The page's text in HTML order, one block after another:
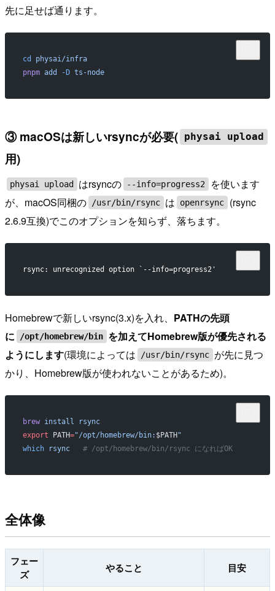
先に足せば通ります。
cd
physai/infra
pnpm add -D ts-node
③ macOSは新しいrsyncが必要( physai upload
用)
physai upload はrsyncの --info=progress2
を使います
が、macOS同梱の /usr/bin/rsync は openrsync
(rsync
2.6.9互換)でこのオプションを知らず、落ちます。
rsync: unrecognized option `--info=progress2'
Homebrewで新しいrsync(3.x)を入れ、 PATHの先頭
に
/opt/homebrew/bin を加えてHomebrew版が優先される
ようにします(環境によっては /usr/bin/rsync が先に見つ
かり、Homebrew版が使われないことがあるため)。
brew install
rsync
export PATH="/opt/homebrew/bin: $PATH"
which rsync
   # /opt/homebrew/bin/rsync になればOK
全体像
フェー
ズ
やること 目安